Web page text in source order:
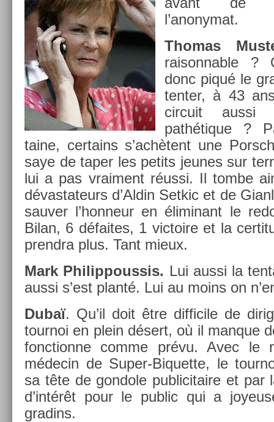
l’anonymat.
Thomas
raisonn­able ?
donc piqué le
tent­er, à 43
cir­cuit aussi
pathétique ?
taine, cer­tains s’achètent une
saye de taper les petits jeunes sur
lui a pas vrai­ment réussi. Il tombe
dévas­tateurs d’Aldin Set­kic et de
sauv­er l’hon­neur en éli­minant le
Bilan, 6 défaites, 1 vic­toire et la
prendra plus. Tant mieux.
Mark Philip­pous­sis. Lui aussi la
aussi s’est planté. Lui au moins on
Dubaï. Qu’il doit être dif­ficile de
tour­noi en plein désert, où il man­que
fonction­ne comme prévu. Avec le
médecin de Super-Biquette, le
sa tête de gon­dole pub­licitaire et par
d’intérêt pour le pub­lic qui a
gradins.